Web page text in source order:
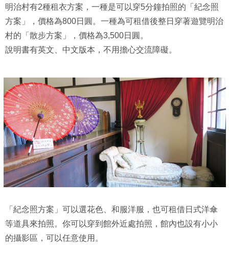
明治村有2種租衣方案，一種是可以穿5分鐘拍照的「紀念照
方案」，價格為800日圓。一種為可租借後整日穿著遊覽明治
村的「散步方案」，價格為3,500日圓。
說明書有英文、中文版本，不用擔心交流障礙。
「紀念照方案」可以選花色、和服洋服，也可租借日式洋傘
等道具來拍照。你可以穿到館外近處拍照，館內也設有小小
的攝影區，可以任意使用。